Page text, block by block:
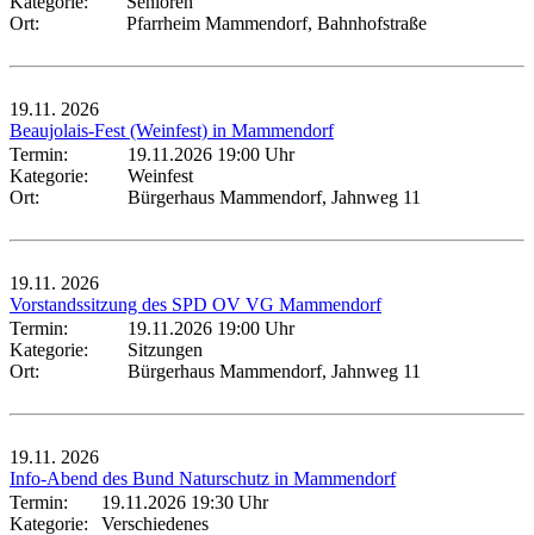
Ort:
Pfarrheim Mammendorf, Bahnhofstraße
19.11. 2026
Beaujolais-Fest (Weinfest) in Mammendorf
Termin:
19.11.2026 19:00 Uhr
Kategorie:
Weinfest
Ort:
Bürgerhaus Mammendorf, Jahnweg 11
19.11. 2026
Vorstandssitzung des SPD OV VG Mammendorf
Termin:
19.11.2026 19:00 Uhr
Kategorie:
Sitzungen
Ort:
Bürgerhaus Mammendorf, Jahnweg 11
19.11. 2026
Info-Abend des Bund Naturschutz in Mammendorf
Termin:
19.11.2026 19:30 Uhr
Kategorie:
Verschiedenes